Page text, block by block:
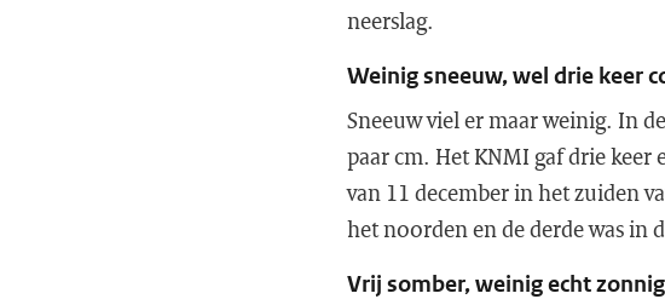
neerslag.
Weinig sneeuw, wel drie keer
Sneeuw viel er maar weinig. In
paar cm. Het KNMI gaf drie keer
van 11 december in het zuiden
het noorden en de derde was in
Vrij somber, weinig echt